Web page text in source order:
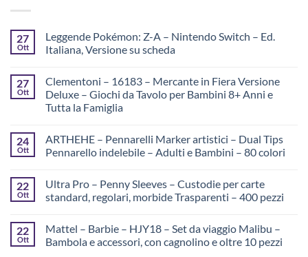
27
Ott
Leggende Pokémon: Z-A – Nintendo Switch – Ed.
Italiana, Versione su scheda
27
Ott
Clementoni – 16183 – Mercante in Fiera Versione
Deluxe – Giochi da Tavolo per Bambini 8+ Anni e
Tutta la Famiglia
24
Ott
ARTHEHE – Pennarelli Marker artistici – Dual Tips
Pennarello indelebile – Adulti e Bambini – 80 colori
22
Ott
Ultra Pro – Penny Sleeves – Custodie per carte
standard, regolari, morbide Trasparenti – 400 pezzi
22
Ott
Mattel – Barbie – HJY18 – Set da viaggio Malibu –
Bambola e accessori, con cagnolino e oltre 10 pezzi